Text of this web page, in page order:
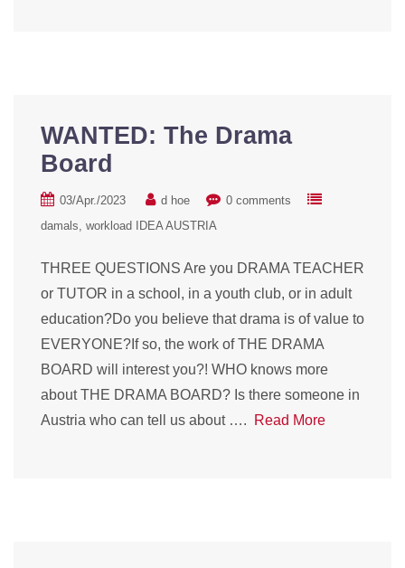
WANTED: The Drama
Board
03/Apr./2023 d hoe
0 comments
damals workload IDEA AUSTRIA
THREE QUESTIONS Are you DRAMA TEACHER
or TUTOR in a school, in a youth club, or in adult
education?Do you believe that drama is of value to
EVERYONE?If so, the work of THE DRAMA
BOARD will interest you?! WHO knows more
about THE DRAMA BOARD? Is there someone in
Austria who can tell us about ….
Read More